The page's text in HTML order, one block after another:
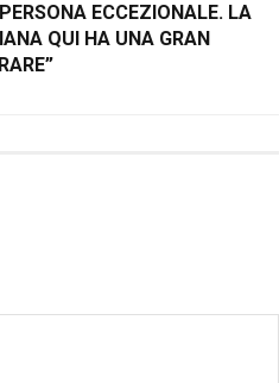
ECCEZIONALE. LA
QUI HA UNA GRAN